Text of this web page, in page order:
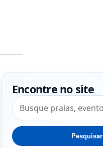
Encontre no site
Pesquisar por:
Pesquisar